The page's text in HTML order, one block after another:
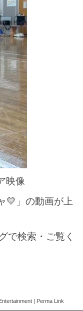
映像
💛」の動画が上
で検索・ご覧く
Perma Link